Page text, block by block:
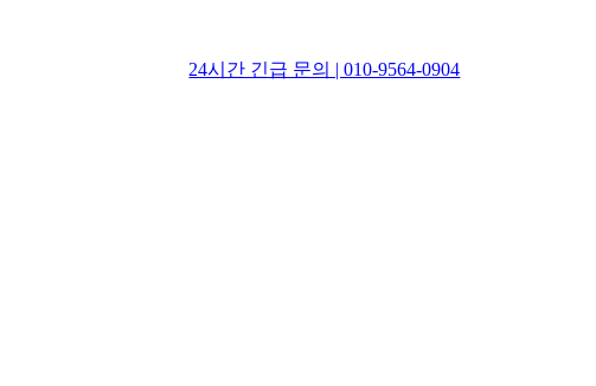
24시간 긴급 문의 | 010-9564-0904